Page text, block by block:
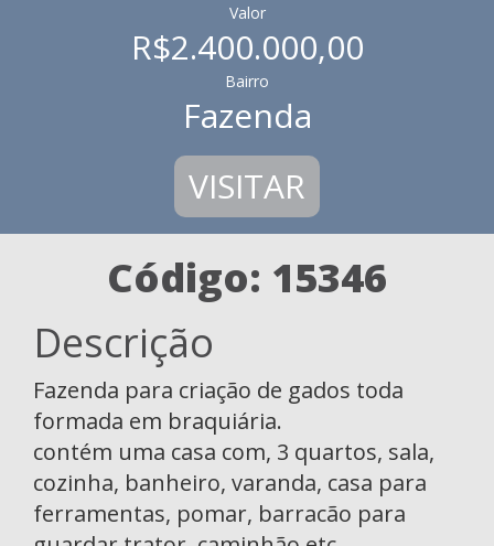
Valor
R$2.400.000,00
Bairro
Fazenda
VISITAR
Código: 15346
Descrição
Fazenda para criação de gados toda
formada em braquiária.
contém uma casa com, 3 quartos, sala,
cozinha, banheiro, varanda, casa para
ferramentas, pomar, barracão para